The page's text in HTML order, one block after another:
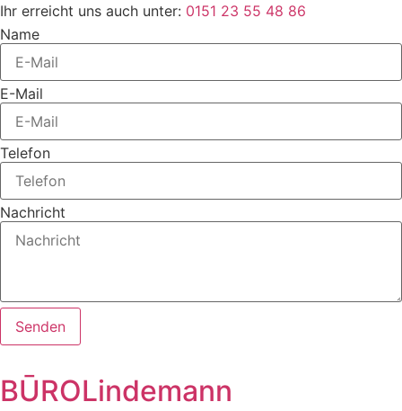
Ihr erreicht uns auch unter: 0151 23 55 48 86
Name
E-Mail
Telefon
Nachricht
Senden
BŪROLindemann